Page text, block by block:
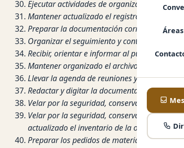
Áreas
Ejecutar actividades de organización,
Mantener actualizado el registro de
Preparar la documentación
Organizar el seguimiento y control de la
Recibir, orientar e informar al público
Mantener organizado el archivo del área,
Llevar la agenda de reuniones y de trabajo
Redactar y digitar la documentación y
Velar por la seguridad, conservación y
Velar por la seguridad, conservación y
actualizado el inventario de la oficina.
Preparar los pedidos de materiales y útiles